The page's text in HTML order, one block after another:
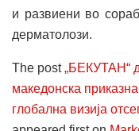
и развиени во
дерматолози.
The post„БЕКУТАН“
македонска
глобална визија